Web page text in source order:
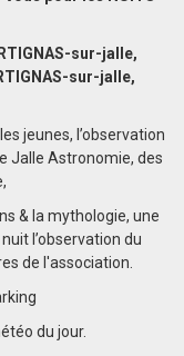
sur-jalle,
sur-jalle,
jeunes, l’observation
Jalle Astronomie, des
& la mythologie, une
l’observation du
de l'association.
du jour.